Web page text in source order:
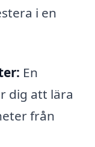
i en
En
dig att lära
från